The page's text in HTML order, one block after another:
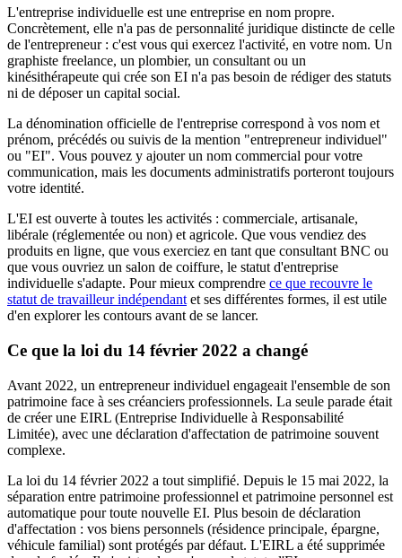
L'entreprise individuelle est une entreprise en nom propre.
Concrètement, elle n'a pas de personnalité juridique distincte de celle
de l'entrepreneur : c'est vous qui exercez l'activité, en votre nom. Un
graphiste freelance, un plombier, un consultant ou un
kinésithérapeute qui crée son EI n'a pas besoin de rédiger des statuts
ni de déposer un capital social.
La dénomination officielle de l'entreprise correspond à vos nom et
prénom, précédés ou suivis de la mention "entrepreneur individuel"
ou "EI". Vous pouvez y ajouter un nom commercial pour votre
communication, mais les documents administratifs porteront toujours
votre identité.
L'EI est ouverte à toutes les activités : commerciale, artisanale,
libérale (réglementée ou non) et agricole. Que vous vendiez des
produits en ligne, que vous exerciez en tant que consultant BNC ou
que vous ouvriez un salon de coiffure, le statut d'entreprise
individuelle s'adapte. Pour mieux comprendre ce que recouvre le
statut de travailleur indépendant et ses différentes formes, il est utile
d'en explorer les contours avant de se lancer.
Ce que la loi du 14 février 2022 a changé
Avant 2022, un entrepreneur individuel engageait l'ensemble de son
patrimoine face à ses créanciers professionnels. La seule parade était
de créer une EIRL (Entreprise Individuelle à Responsabilité
Limitée), avec une déclaration d'affectation de patrimoine souvent
complexe.
La loi du 14 février 2022 a tout simplifié. Depuis le 15 mai 2022, la
séparation entre patrimoine professionnel et patrimoine personnel est
automatique pour toute nouvelle EI. Plus besoin de déclaration
d'affectation : vos biens personnels (résidence principale, épargne,
véhicule familial) sont protégés par défaut. L'EIRL a été supprimée